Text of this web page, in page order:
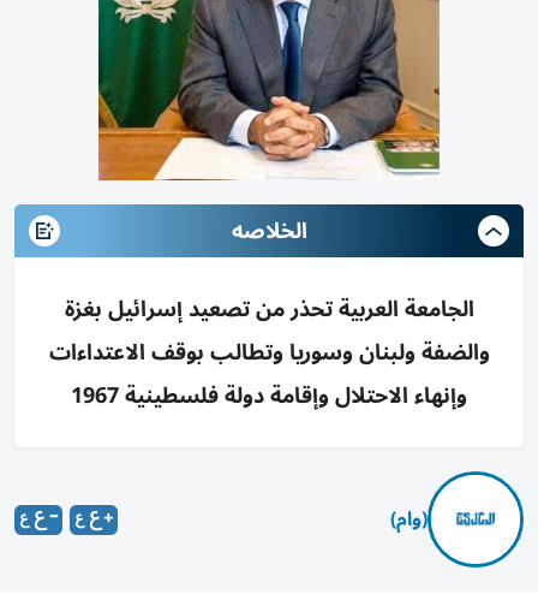
الخلاصه
الجامعة العربية تحذر من تصعيد إسرائيل بغزة
والضفة ولبنان وسوريا وتطالب بوقف الاعتداءات
وإنهاء الاحتلال وإقامة دولة فلسطينية 1967
(وام)